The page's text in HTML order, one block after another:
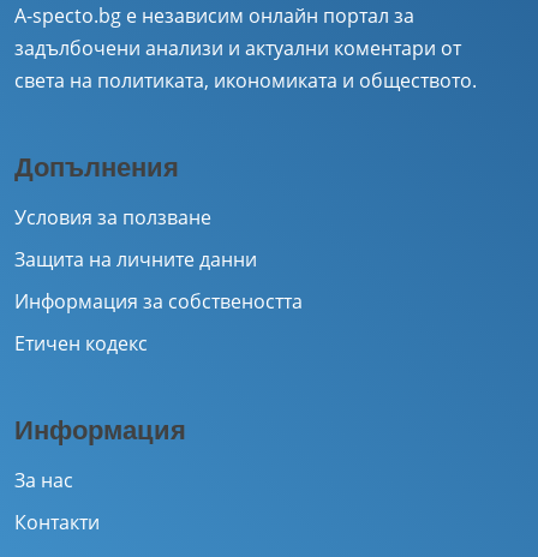
A-specto.bg е независим онлайн портал за
задълбочени анализи и актуални коментари от
света на политиката, икономиката и обществото.
Допълнения
Условия за ползване
Защита на личните данни
Информация за собствеността
Етичен кодекс
Информация
За нас
Контакти